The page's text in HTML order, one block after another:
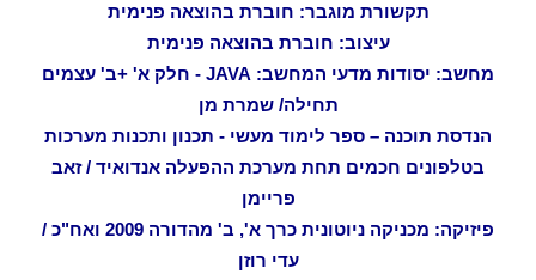
תקשורת מוגבר: חוברת בהוצאה פנימית
עיצוב: חוברת בהוצאה פנימית
מחשב: יסודות מדעי המחשב: JAVA - חלק א' +ב' עצמים
תחילה/ שמרת מן
הנדסת תוכנה – ספר לימוד מעשי - תכנון ותכנות מערכות
בטלפונים חכמים תחת מערכת ההפעלה אנדואיד / זאב
פריימן
פיזיקה: מכניקה ניוטונית כרך א', ב' מהדורה 2009 ואח"כ /
עדי רוזן